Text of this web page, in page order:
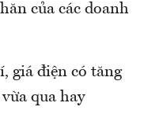
của các doanh
giá điện có tăng
qua hay